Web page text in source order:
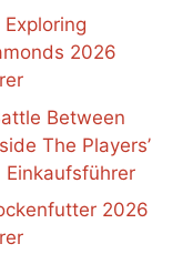
2026
Between
The Players’
2026